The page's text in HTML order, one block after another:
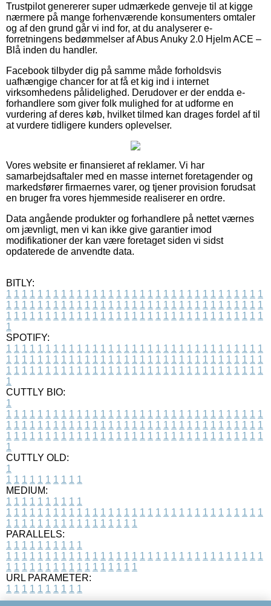
Trustpilot genererer super udmærkede genveje til at kigge
nærmere på mange forhenværende konsumenters omtaler
og af den grund går vi ind for, at du analyserer e-
forretningens bedømmelser af Abus Anuky 2.0 Hjelm ACE –
Blå inden du handler.
Facebook tilbyder dig på samme måde forholdsvis
uafhængige chancer for at få et kig ind i internet
virksomhedens pålidelighed. Derudover er der endda e-
forhandlere som giver folk mulighed for at udforme en
vurdering af deres køb, hvilket tilmed kan drages fordel af til
at vurdere tidligere kunders oplevelser.
Vores website er finansieret af reklamer. Vi har
samarbejdsaftaler med en masse internet foretagender og
markedsfører firmaernes varer, og tjener provision forudsat
en bruger fra vores hjemmeside realiserer en ordre.
Data angående produkter og forhandlere på nettet værnes
om jævnligt, men vi kan ikke give garantier imod
modifikationer der kan være foretaget siden vi sidst
opdaterede de anvendte data.
BITLY:
1 1 1 1 1 1 1 1 1 1 1 1 1 1 1 1 1 1 1 1 1 1 1 1 1 1 1 1 1 1 1 1 1
1 1 1 1 1 1 1 1 1 1 1 1 1 1 1 1 1 1 1 1 1 1 1 1 1 1 1 1 1 1 1 1 1
1 1 1 1 1 1 1 1 1 1 1 1 1 1 1 1 1 1 1 1 1 1 1 1 1 1 1 1 1 1 1 1 1
1
SPOTIFY:
1 1 1 1 1 1 1 1 1 1 1 1 1 1 1 1 1 1 1 1 1 1 1 1 1 1 1 1 1 1 1 1 1
1 1 1 1 1 1 1 1 1 1 1 1 1 1 1 1 1 1 1 1 1 1 1 1 1 1 1 1 1 1 1 1 1
1 1 1 1 1 1 1 1 1 1 1 1 1 1 1 1 1 1 1 1 1 1 1 1 1 1 1 1 1 1 1 1 1
1
CUTTLY BIO:
1
1 1 1 1 1 1 1 1 1 1 1 1 1 1 1 1 1 1 1 1 1 1 1 1 1 1 1 1 1 1 1 1 1
1 1 1 1 1 1 1 1 1 1 1 1 1 1 1 1 1 1 1 1 1 1 1 1 1 1 1 1 1 1 1 1 1
1 1 1 1 1 1 1 1 1 1 1 1 1 1 1 1 1 1 1 1 1 1 1 1 1 1 1 1 1 1 1 1 1
1
CUTTLY OLD:
1
1 1 1 1 1 1 1 1 1 1
MEDIUM:
1 1 1 1 1 1 1 1 1 1
1 1 1 1 1 1 1 1 1 1 1 1 1 1 1 1 1 1 1 1 1 1 1 1 1 1 1 1 1 1 1 1 1
1 1 1 1 1 1 1 1 1 1 1 1 1 1 1 1 1
PARALLELS:
1 1 1 1 1 1 1 1 1 1
1 1 1 1 1 1 1 1 1 1 1 1 1 1 1 1 1 1 1 1 1 1 1 1 1 1 1 1 1 1 1 1 1
1 1 1 1 1 1 1 1 1 1 1 1 1 1 1 1 1
URL PARAMETER:
1 1 1 1 1 1 1 1 1 1